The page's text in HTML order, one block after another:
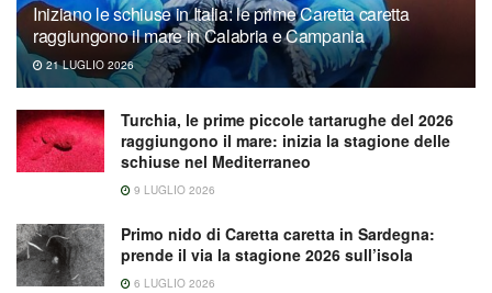
Iniziano le schiuse in Italia: le prime Caretta caretta
raggiungono il mare in Calabria e Campania
21 LUGLIO 2026
Turchia, le prime piccole tartarughe del 2026
raggiungono il mare: inizia la stagione delle
schiuse nel Mediterraneo
9 LUGLIO 2026
Primo nido di Caretta caretta in Sardegna:
prende il via la stagione 2026 sull’isola
6 LUGLIO 2026